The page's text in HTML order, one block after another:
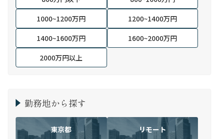
1000~1200万円
1200~1400万円
1400~1600万円
1600~2000万円
2000万円以上
勤務地から探す
東京都 リモート